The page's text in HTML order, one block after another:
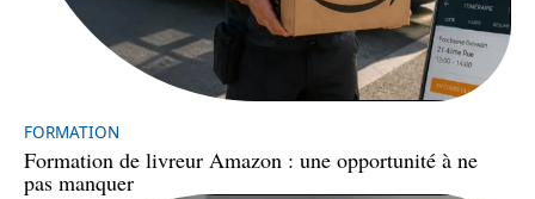
FORMATION
Formation de livreur Amazon : une opportunité à ne
pas manquer